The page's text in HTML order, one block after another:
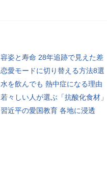
容姿と寿命 28年追跡で見えた差
恋愛モードに切り替える方法8選
水を飲んでも 熱中症になる理由
若々しい人が選ぶ「抗酸化食材」
習近平の愛国教育 各地に浸透